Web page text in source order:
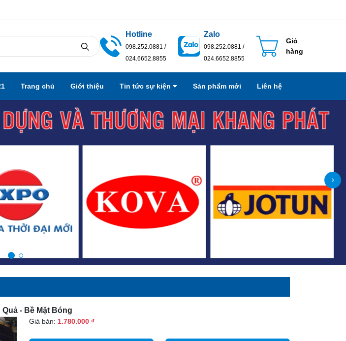
Hotline
098.252.0881 /
024.6652.8855
Zalo
098.252.0881 /
024.6652.8855
Giỏ
hàng
Trang chủ Giới thiệu Tin tức sự kiện Sản phẩm mới Liên hệ
- Bề Mặt Bóng
Giá bán: 1.780.000 ₫